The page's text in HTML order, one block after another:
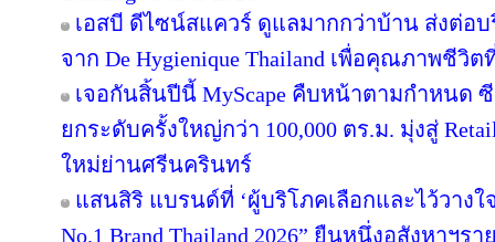
เอสบี ดีไซน์สแควร์ ดูแลมากกว่าบ้าน ส่งต่อ
จาก De Hygienique Thailand เพื่อคุณภาพชี
เจอกันสิ้นปีนี้ MyScape คืบหน้าตามกำหนด
ยกระดับครั้งใหญ่กว่า 100,000 ตร.ม. มุ่งสู่
ใหม่ย่านศรีนครินทร์
แสนสิริ แบรนด์ที่ ‘ผู้บริโภคเลือกและไว้วางใ
No.1 Brand Thailand 2026” ยืนหนึ่งอสังหาฯร